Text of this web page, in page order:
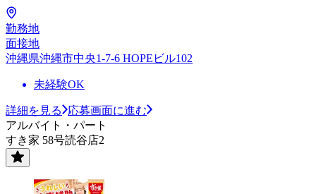
勤務地
面接地
沖縄県沖縄市中央1-7-6 HOPEビル102
未経験OK
詳細を見る
応募画面に進む
アルバイト・パート
すき家 58号読谷店2